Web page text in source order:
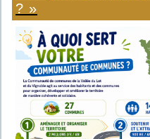
? »